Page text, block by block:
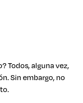
Todos, alguna vez,
Sin embargo, no